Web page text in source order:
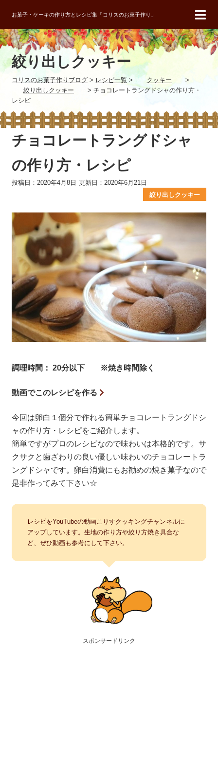
お菓子・ケーキの作り方とレシピ集「コリスのお菓子作り」
絞り出しクッキー
コリスのお菓子作りブログ > レシピ一覧 > クッキー
>
絞り出しクッキー
> チョコレートラングドシャの作り方・
レシピ
チョコレートラングドシャ
の作り方・レシピ
投稿日：2020年4月8日 更新日：2020年6月21日
絞り出しクッキー
調理時間： 20分以下 ※焼き時間除く
動画でこのレシピを作る
今回は卵白１個分で作れる簡単チョコレートラングドシ
ャの作り方・レシピをご紹介します。
簡単ですがプロのレシピなので味わいは本格的です。サ
クサクと歯ざわりの良い優しい味わいのチョコレートラ
ングドシャです。卵白消費にもお勧めの焼き菓子なので
是非作ってみて下さい☆
レシピをYouTubeの動画こりすクッキングチャンネルに
アップしています。生地の作り方や絞り方焼き具合な
ど、ぜひ動画も参考にして下さい。
スポンサードリンク